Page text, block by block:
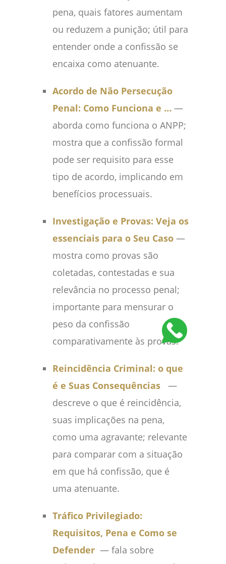
pena, quais fatores aumentam
ou reduzem a punição; útil para
entender onde a confissão se
encaixa como atenuante.
Acordo de Não Persecução
Penal: Como Funciona e … —
aborda como funciona o ANPP;
mostra que a confissão formal
pode ser requisito para esse
tipo de acordo, implicando em
benefícios processuais.
Investigação e Provas: Veja os
essenciais para o Seu Caso —
mostra como provas são
coletadas, contestadas e sua
relevância no processo penal;
importante para mensurar o
peso da confissão
comparativamente às provas.
Reincidência Criminal: o que
é e Suas Consequências
—
descreve o que é reincidência,
suas implicações na pena,
como uma agravante; relevante
para comparar com a situação
em que há confissão, que é
uma atenuante.
Tráfico Privilegiado:
Requisitos, Pena e Como se
Defender — fala sobre